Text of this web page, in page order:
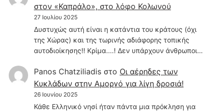
στον «Καπράλο», στο λόφο Κολωνού
27 Ιουλίου 2025
Δυστυχώς αυτή είναι η κατάντια του κράτους (όχι
της Χώρας) και της τωρινής αδιάφορης τοπικής
αυτοδιοίκησης!! Κρίμα....! Δεν υπάρχουν άνθρωποι…
Panos Chatziliadisστο Οι αέρηδες των
Κυκλάδων στην Αμοργό για λίγη δροσιά!
26 Ιουνίου 2025
Κάθε Ελληνικό νησί ήταν πάντα μια πρόκληση για